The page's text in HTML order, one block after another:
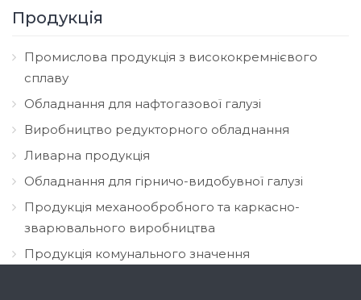
Продукція
Промислова продукція з висококремнієвого
сплаву
Обладнання для нафтогазової галузі
Виробництво редукторного обладнання
Ливарна продукція
Обладнання для гірничо-видобувної галузі
Продукція механообробного та каркасно-
зварювального виробництва
Продукція комунального значення